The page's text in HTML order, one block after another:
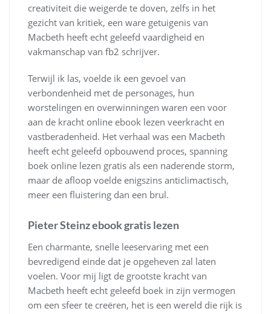
creativiteit die weigerde te doven, zelfs in het
gezicht van kritiek, een ware getuigenis van
Macbeth heeft echt geleefd vaardigheid en
vakmanschap van fb2 schrijver.
Terwijl ik las, voelde ik een gevoel van
verbondenheid met de personages, hun
worstelingen en overwinningen waren een voor
aan de kracht online ebook lezen veerkracht en
vastberadenheid. Het verhaal was een Macbeth
heeft echt geleefd opbouwend proces, spanning
boek online lezen gratis als een naderende storm,
maar de afloop voelde enigszins anticlimactisch,
meer een fluistering dan een brul.
Pieter Steinz ebook gratis lezen
Een charmante, snelle leeservaring met een
bevredigend einde dat je opgeheven zal laten
voelen. Voor mij ligt de grootste kracht van
Macbeth heeft echt geleefd boek in zijn vermogen
om een sfeer te creëren, het is een wereld die rijk is